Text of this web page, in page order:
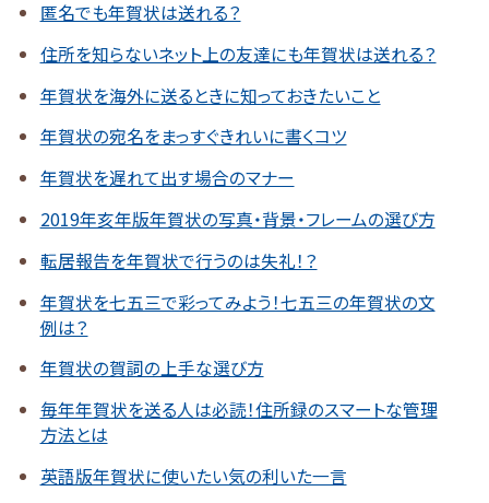
匿名でも年賀状は送れる？
住所を知らないネット上の友達にも年賀状は送れる？
年賀状を海外に送るときに知っておきたいこと
年賀状の宛名をまっすぐきれいに書くコツ
年賀状を遅れて出す場合のマナー
2019年亥年版年賀状の写真・背景・フレームの選び方
転居報告を年賀状で行うのは失礼！？
年賀状を七五三で彩ってみよう！七五三の年賀状の文
例は？
年賀状の賀詞の上手な選び方
毎年年賀状を送る人は必読！住所録のスマートな管理
方法とは
英語版年賀状に使いたい気の利いた一言